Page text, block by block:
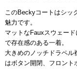
このBeckyコートはシッ
魅力です。
マットなFauxスウェー
で存在感のある一着。
大きめのノッチドラペル
はボタン開閉、フロント